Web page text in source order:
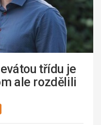
třídu je
ale rozdělili